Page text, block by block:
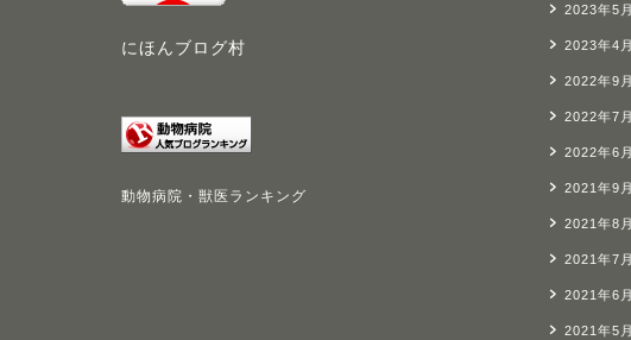
にほんブログ村
動物病院・獣医ランキング
2023年5月
2023年4月
2022年9月
2022年7月
2022年6月
2021年9月
2021年8月
2021年7月
2021年6月
2021年5月